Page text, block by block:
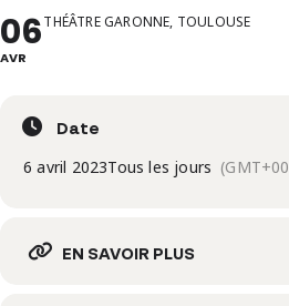
06
AVR
THÉÂTRE GARONNE, TOULOUSE
Date
6 avril 2023Tous les jours
EN SAVOIR PLUS